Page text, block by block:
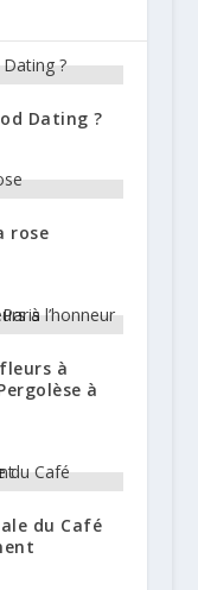
Dating ?
rose
à
à
du Café